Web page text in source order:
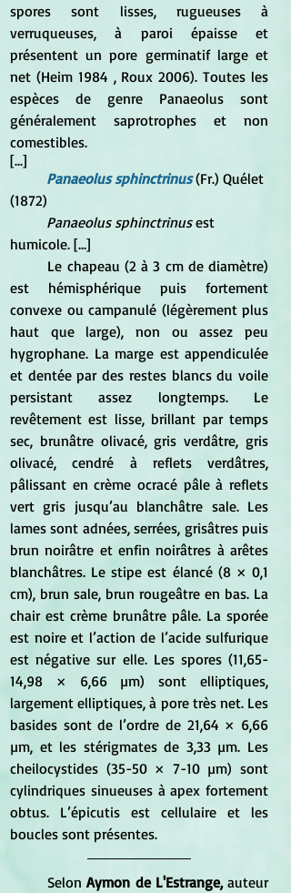
spores sont lisses, rugueuses à
verruqueuses, à paroi épaisse et
présentent un pore germinatif large et
net (Heim 1984 , Roux 2006). Toutes les
espèces de genre Panaeolus sont
généralement saprotrophes et non
comestibles.
[...]
Panaeolus sphinctrinus (Fr.) Quélet
(1872)
Panaeolus sphinctrinus est
humicole. [...]
est hémisphérique puis fortement
convexe ou campanulé (légèrement plus
haut que large), non ou assez peu
hygrophane. La marge est appendiculée
et dentée par des restes blancs du voile
persistant assez longtemps. Le
revêtement est lisse, brillant par temps
sec, brunâtre olivacé, gris verdâtre, gris
olivacé, cendré à reflets verdâtres,
pâlissant en crème ocracé pâle à reflets
vert gris jusqu’au blanchâtre sale. Les
lames sont adnées, serrées, grisâtres puis
brun noirâtre et enfin noirâtres à arêtes
blanchâtres. Le stipe est élancé (8 × 0,1
cm), brun sale, brun rougeâtre en bas. La
chair est crème brunâtre pâle. La sporée
est noire et l’action de l’acide sulfurique
est négative sur elle. Les spores (11,65-
14,98 × 6,66 µm) sont elliptiques,
largement elliptiques, à pore très net. Les
basides sont de l’ordre de 21,64 × 6,66
µm, et les stérigmates de 3,33 µm. Les
cheilocystides (35-50 × 7-10 µm) sont
cylindriques sinueuses à apex fortement
obtus. L’épicutis est cellulaire et les
boucles sont présentes.
	Selon
Aymon de L'Estrange, auteur